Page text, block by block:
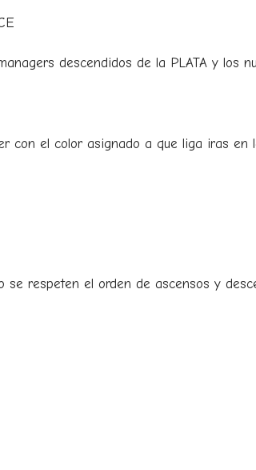
descendidos de la PLATA y los
con el color asignado a que liga iras en
respeten el orden de ascensos y